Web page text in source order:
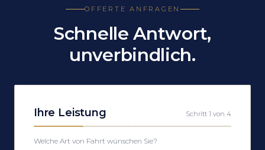
OFFERTE ANFRAGEN
Schnelle Antwort,
unverbindlich.
Ihre Leistung Schritt 1 von 4
Welche Art von Fahrt wünschen Sie?